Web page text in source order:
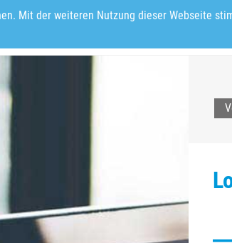
Mit der weiteren Nutzung dieser Webseite